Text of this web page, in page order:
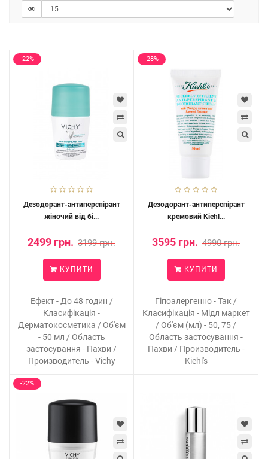
-22%
Дезодорант-антиперспірант
жіночий від бі...
2499 грн. 3199 грн.
КУПИТИ
Ефект - До 48 годин /
Класифікація -
Дерматокосметика / Об'єм
- 50 мл / Область
застосування - Пахви /
Производитель - Vichy
-28%
Дезодорант-антиперспірант
кремовий Kiehl...
3595 грн. 4990 грн.
КУПИТИ
Гіпоалергенно - Так /
Класифікація - Мідл маркет
/ Об'єм (мл) - 50, 75 /
Область застосування -
Пахви / Производитель -
Kiehl's
-22%